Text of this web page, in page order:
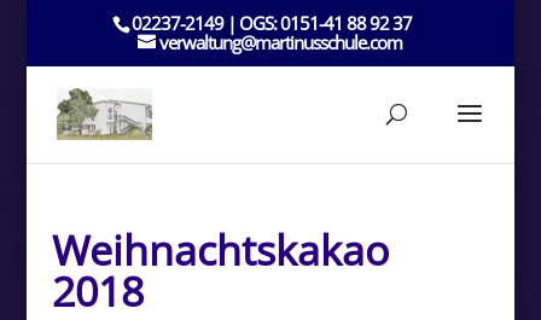
02237-2149 | OGS: 0151-41 88 92 37
verwaltung@martinusschule.com
Weihnachtskakao
2018